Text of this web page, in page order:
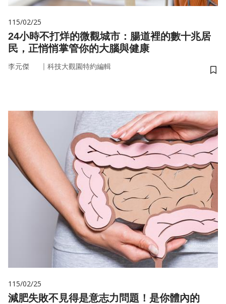
115/02/25
24小時不打烊的微觀城市：腸道裡的數十兆居
民，正悄悄掌管你的大腦與健康
李元傑 ｜ 科技大觀園特約編輯
儲
115/02/25
減肥失敗不見得是意志力問題！是你體內的